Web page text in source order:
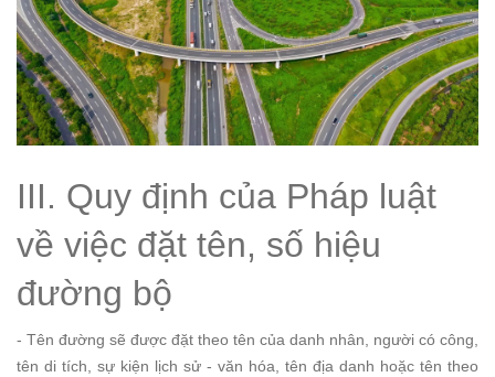
III. Quy định của Pháp luật
về việc đặt tên, số hiệu
đường bộ
- Tên đường sẽ được đặt theo tên của danh nhân, người có công,
tên di tích, sự kiện lịch sử - văn hóa, tên địa danh hoặc tên theo